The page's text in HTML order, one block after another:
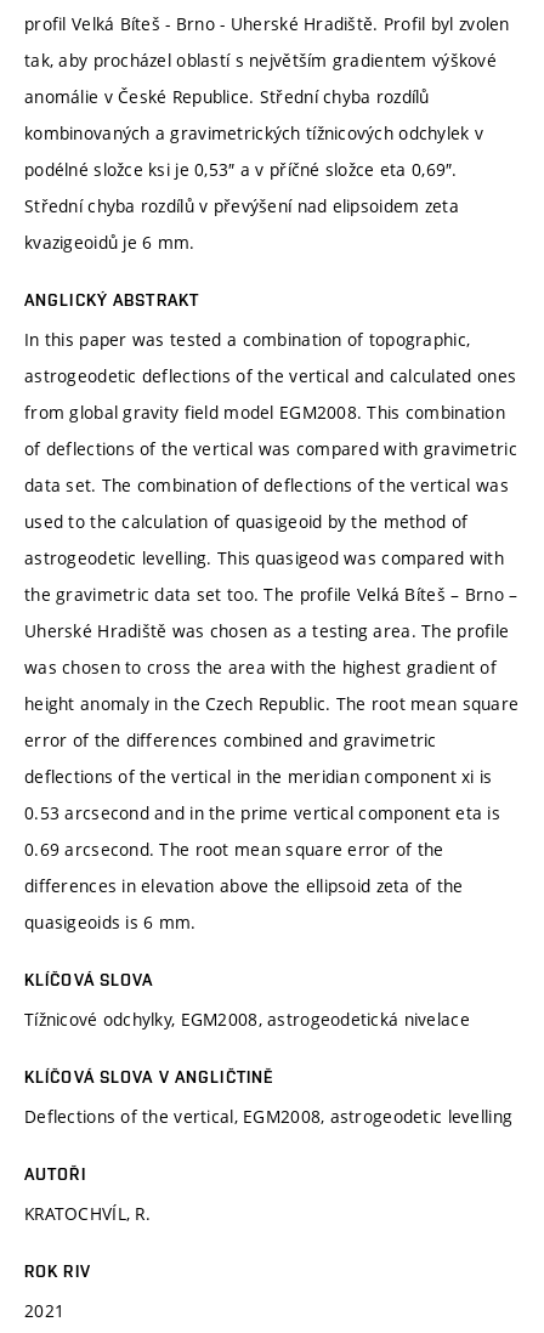
profil Velká Bíteš - Brno - Uherské Hradiště. Profil byl zvolen
tak, aby procházel oblastí s největším gradientem výškové
anomálie v České Republice. Střední chyba rozdílů
kombinovaných a gravimetrických tížnicových odchylek v
podélné složce ksi je 0,53″ a v příčné složce eta 0,69″.
Střední chyba rozdílů v převýšení nad elipsoidem zeta
kvazigeoidů je 6 mm.
ANGLICKÝ ABSTRAKT
In this paper was tested a combination of topographic,
astrogeodetic deflections of the vertical and calculated ones
from global gravity field model EGM2008. This combination
of deflections of the vertical was compared with gravimetric
data set. The combination of deflections of the vertical was
used to the calculation of quasigeoid by the method of
astrogeodetic levelling. This quasigeod was compared with
the gravimetric data set too. The profile Velká Bíteš – Brno –
Uherské Hradiště was chosen as a testing area. The profile
was chosen to cross the area with the highest gradient of
height anomaly in the Czech Republic. The root mean square
error of the differences combined and gravimetric
deflections of the vertical in the meridian component xi is
0.53 arcsecond and in the prime vertical component eta is
0.69 arcsecond. The root mean square error of the
differences in elevation above the ellipsoid zeta of the
quasigeoids is 6 mm.
KLÍČOVÁ SLOVA
Tížnicové odchylky, EGM2008, astrogeodetická nivelace
KLÍČOVÁ SLOVA V ANGLIČTINĚ
Deflections of the vertical, EGM2008, astrogeodetic levelling
AUTOŘI
KRATOCHVÍL, R.
ROK RIV
2021